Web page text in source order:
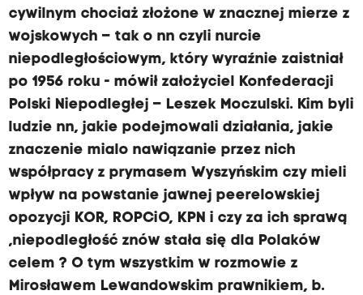
cywilnym chociaż złożone w znacznej mierze z
wojskowych – tak o nn czyli nurcie
niepodległościowym, który wyraźnie zaistniał
po 1956 roku - mówił założyciel Konfederacji
Polski Niepodległej – Leszek Moczulski. Kim byli
ludzie nn, jakie podejmowali działania, jakie
znaczenie mialo nawiązanie przez nich
współpracy z prymasem Wyszyńskim czy mieli
wpływ na powstanie jawnej peerelowskiej
opozycji KOR, ROPCiO, KPN i czy za ich sprawą
,niepodległość znów stała się dla Polaków
celem ? O tym wszystkim w rozmowie z
Mirosławem Lewandowskim prawnikiem, b.